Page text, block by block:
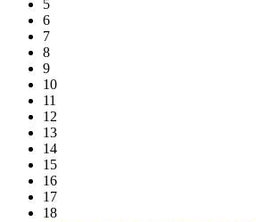
5
6
7
8
9
10
11
12
13
14
15
16
17
18